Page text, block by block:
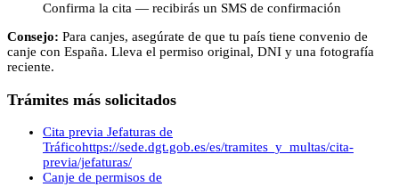
Confirma la cita — recibirás un SMS de confirmación
Consejo: Para canjes, asegúrate de que tu país tiene convenio de
canje con España. Lleva el permiso original, DNI y una fotografía
reciente.
Trámites más solicitados
Cita previa Jefaturas de
Tráficohttps://sede.dgt.gob.es/es/tramites_y_multas/cita-
previa/jefaturas/
Canje de permisos de